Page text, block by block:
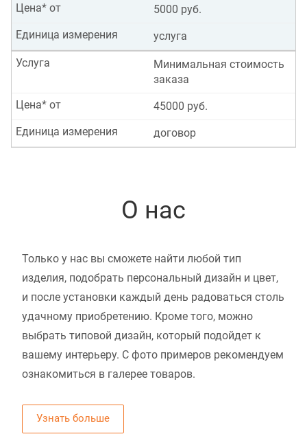
5000 руб.
Цена* от
услуга
Единица измерения
Минимальная стоимость
заказа
Услуга
45000 руб.
Цена* от
договор
Единица измерения
О нас
Только у нас вы сможете найти любой тип
изделия, подобрать персональный дизайн и цвет,
и после установки каждый день радоваться столь
удачному приобретению. Кроме того, можно
выбрать типовой дизайн, который подойдет к
вашему интерьеру. С фото примеров рекомендуем
ознакомиться в галерее товаров.
Узнать больше